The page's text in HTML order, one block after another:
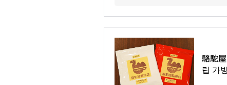
駱駝
립 가